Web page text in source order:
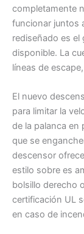
completamente
funcionar juntos
rediseñado es el
disponible. La
líneas de
El nuevo
para limitar la
de la palanca en
que se
descensor
estilo sobre es
bolsillo derecho
certificación UL
en caso de